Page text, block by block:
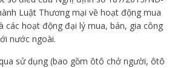
Luật Thương mại về hoạt động mua
các hoạt động đại lý mua, bán, gia công
nước ngoài.
sử dụng (bao gồm ôtô chở người, ôtô